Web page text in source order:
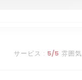
サービス : 5/5 雰囲気